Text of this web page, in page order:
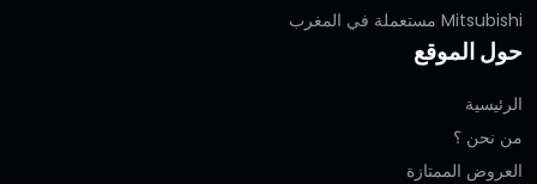
Mitsubishi مستعملة في المغرب
حول الموقع
الرئيسية
من نحن ؟
العروض الممتازة